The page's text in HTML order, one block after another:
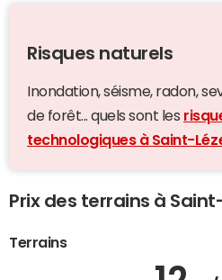
Risques naturels
Inondation, séisme, radon,
de forêt... quels sont les
technologiques à Saint-
Prix des terrains à
Terrains